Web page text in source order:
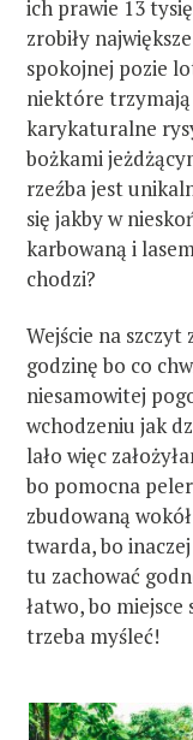
ich prawie 13
zrobiły
spokojnej pozie
niektóre trzymają
karykaturalne
bożkami
rzeźba jest
się jakby w
karbowaną i
chodzi?
Wejście na szczyt
godzinę bo co
niesamowitej
wchodzeniu jak
lało więc
bo pomocna
zbudowaną
twarda, bo
tu zachować
łatwo, bo
trzeba myśleć!